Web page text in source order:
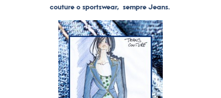
couture o sportswear, sempre Jeans.